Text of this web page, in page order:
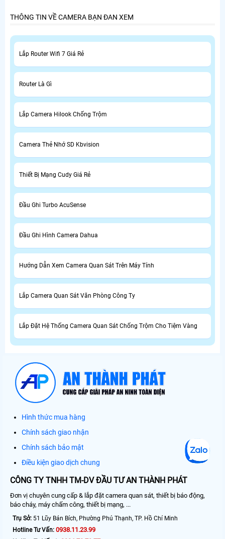
THÔNG TIN VỀ CAMERA BẠN ĐAN XEM
Lắp Router Wifi 7 Giá Rẻ
Router Là Gì
Lắp Camera Hilook Chống Trộm
Camera Thẻ Nhớ SD Kbvision
Thiết Bị Mạng Cudy Giá Rẻ
Đầu Ghi Turbo AcuSense
Đầu Ghi Hình Camera Dahua
Hướng Dẫn Xem Camera Quan Sát Trên Máy Tính
Lắp Camera Quan Sát Văn Phòng Công Ty
Lắp Đặt Hệ Thống Camera Quan Sát Chống Trộm Cho Tiệm Vàng
Hình thức mua hàng
Chính sách giao nhận
Chính sách bảo mật
Điều kiện giao dịch chung
CÔNG TY TNHH TM-DV ĐẦU TƯ AN THÀNH PHÁT
Đơn vị chuyên cung cấp & lắp đặt camera quan sát, thiết bị báo động,
báo cháy, máy chấm công, thiết bị mạng, ...
Trụ Sở: 51 Lũy Bán Bích, Phường Phú Thạnh, TP. Hồ Chí Minh
Hotline Tư Vấn: 0938.11.23.99